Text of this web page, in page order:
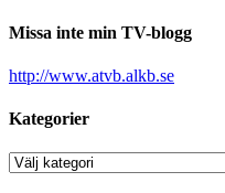
Missa inte min TV-blogg
http://www.atvb.alkb.se
Kategorier
Kategorier